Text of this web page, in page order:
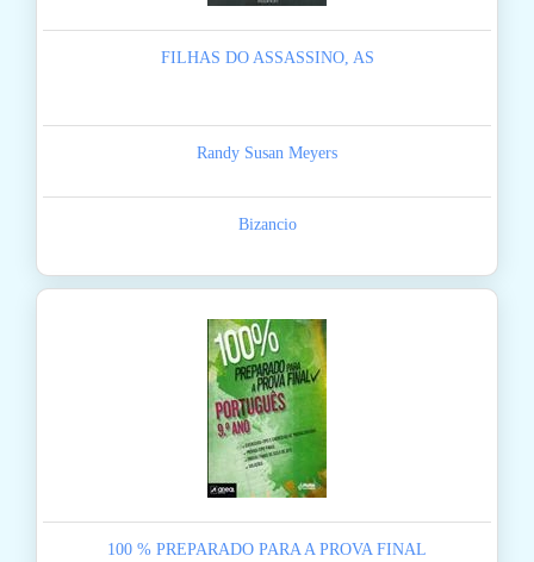
FILHAS DO ASSASSINO, AS
Randy Susan Meyers
Bizancio
100 % PREPARADO PARA A PROVA FINAL